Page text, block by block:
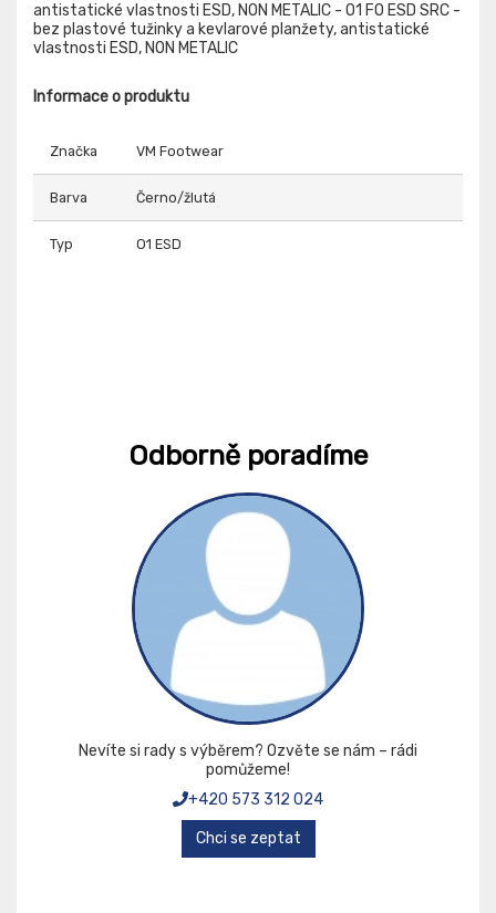
antistatické vlastnosti ESD, NON METALIC - O1 FO ESD SRC -
bez plastové tužinky a kevlarové planžety, antistatické
vlastnosti ESD, NON METALIC
Informace o produktu
Značka VM Footwear
Barva Černo/žlutá
Typ O1 ESD
Odborně poradíme
Nevíte si rady s výběrem? Ozvěte se nám – rádi
pomůžeme!
+420 573 312 024
Chci se zeptat